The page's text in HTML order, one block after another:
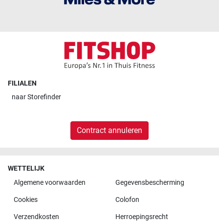
FILIALEN
naarStorefinder
Contract annuleren
WETTELIJK
Algemene voorwaarden
Gegevensbescherming
Cookies Colofon
Verzendkosten Herroepingsrecht